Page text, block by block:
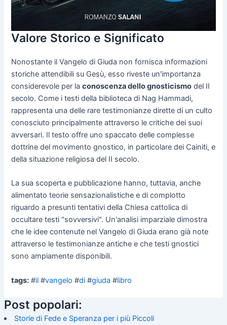
Valore Storico e Significato
Nonostante il Vangelo di Giuda non fornisca informazioni
storiche attendibili su Gesù, esso riveste un'importanza
considerevole per laconoscenza dello gnosticismo del II
secolo. Come i testi della biblioteca di Nag Hammadi,
rappresenta una delle rare testimonianze dirette di un culto
conosciuto principalmente attraverso le critiche dei suoi
avversari. Il testo offre uno spaccato delle complesse
dottrine del movimento gnostico, in particolare dei Cainiti, e
della situazione religiosa del II secolo.
La sua scoperta e pubblicazione hanno, tuttavia, anche
alimentato teorie sensazionalistiche e di complotto
riguardo a presunti tentativi della Chiesa cattolica di
occultare testi "sovversivi". Un'analisi imparziale dimostra
che le idee contenute nel Vangelo di Giuda erano già note
attraverso le testimonianze antiche e che testi gnostici
sono ampiamente disponibili.
tags: #il #vangelo #di #giuda #libro
Post popolari:
Storie di Fede e Speranza per i più Piccoli